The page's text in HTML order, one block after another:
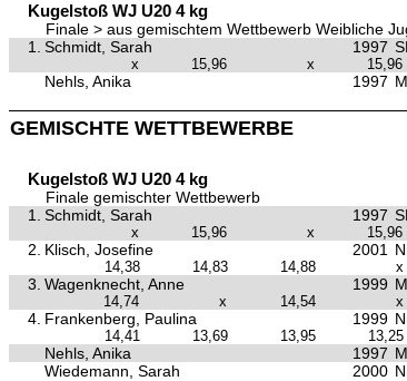
Kugelstoß WJ U20 4 kg
Finale > aus gemischtem Wettbewerb Weibliche
1.
Schmidt, Sarah 1997
x
15,96 x 15,96
Nehls, Anika 1997
GEMISCHTE WETTBEWERBE
Kugelstoß WJ U20 4 kg
Finale gemischter Wettbewerb
1.
Schmidt, Sarah 1997
x
15,96 x 15,96
2. Klisch, Josefine 2001
14,38
14,83 14,88 x
3. Wagenknecht, Anne 1999
14,74
x 14,54 x
4. Frankenberg, Paulina 1999
14,41
13,69 13,95 13,25
Nehls, Anika 1997
Wiedemann, Sarah
2000